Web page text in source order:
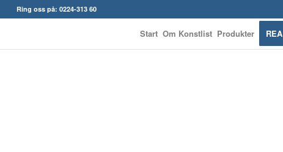
Ring oss på: 0224-313 60
Start Om Konstlist Produkter REA